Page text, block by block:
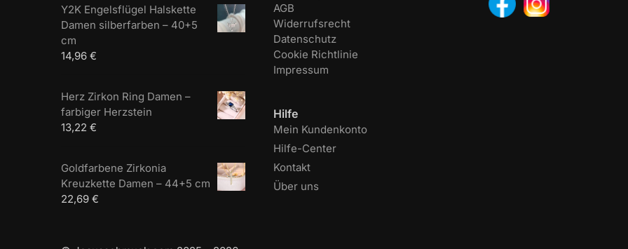
Y2K Engelsflügel Halskette
Damen silberfarben – 40+5
cm
14,96 €
Herz Zirkon Ring Damen –
farbiger Herzstein
13,22 €
Goldfarbene Zirkonia
Kreuzkette Damen – 44+5 cm
22,69 €
AGB
Widerrufsrecht
Datenschutz
Cookie Richtlinie
Impressum
Hilfe
Mein Kundenkonto
Hilfe-Center
Kontakt
Über uns